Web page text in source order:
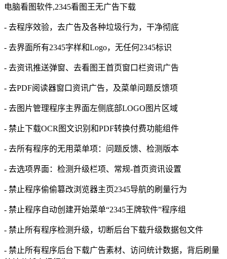
电脑看图软件,2345看图王无广告下载
- 去程序效验，去广告及各种垃圾行为，干净彻底
- 去界面所有2345字样和Logo，无任何2345标识
- 去资讯推送弹窗、去看图王首页窗口栏资讯广告
- 去PDF阅读器窗口资讯广告，及菜单问题反馈项
- 去图片管理程序主界面左侧底部LOGO图片区域
- 禁止下载OCR图文识别和PDF转换付费功能组件
- 去所有程序的无用菜单项：问题反馈、检测版本
- 去选项界面：检测升级栏项、常规-首页资讯设置
- 禁止程序偷偷篡改浏览器主页2345导航的刷量行为
- 禁止程序自动创建开始菜单“2345王牌软件”程序组
- 禁止所有程序检测升级，切断后台下载升级数据包文件
- 禁止所有程序后台下载广告素材、访问统计数据，背后刷量